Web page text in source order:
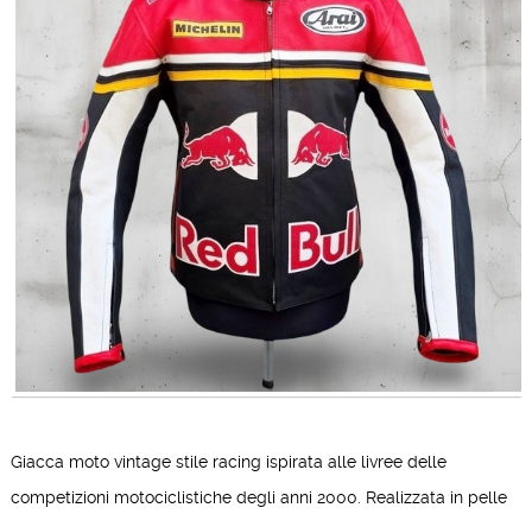
Giacca moto vintage stile racing ispirata alle livree delle
competizioni motociclistiche degli anni 2000. Realizzata in pelle